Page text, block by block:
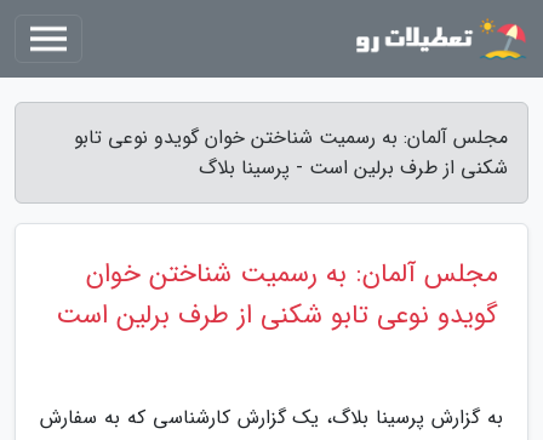
مجلس آلمان: به رسمیت شناختن خوان گویدو نوعی تابو
شکنی از طرف برلین است - پرسینا بلاگ
مجلس آلمان: به رسمیت شناختن خوان
گویدو نوعی تابو شکنی از طرف برلین است
به گزارش پرسینا بلاگ، یک گزارش کارشناسی که به سفارش